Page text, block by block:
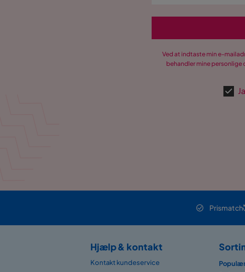
Ved at indtaste min e-
behandler mine personlige
Prismatch
Hjælp & kontakt
Kontakt kundeservice